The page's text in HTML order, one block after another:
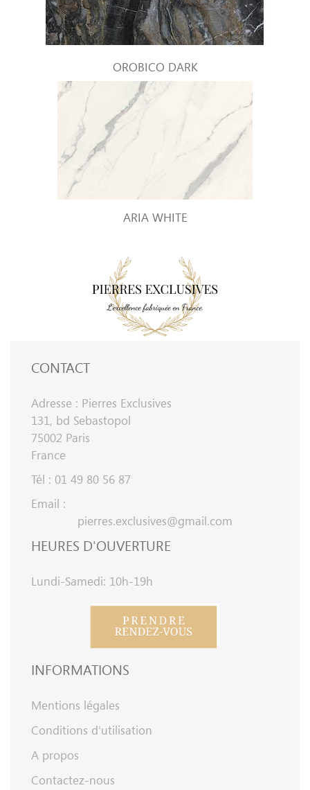
OROBICO DARK
ARIA WHITE
CONTACT
Adresse : Pierres Exclusives
131, bd Sebastopol
75002 Paris
France
Tél : 01 49 80 56 87
Email :
pierres.exclusives@gmail.com
HEURES D'OUVERTURE
Lundi-Samedi: 10h-19h
INFORMATIONS
Mentions légales
Conditions d'utilisation
A propos
Contactez-nous